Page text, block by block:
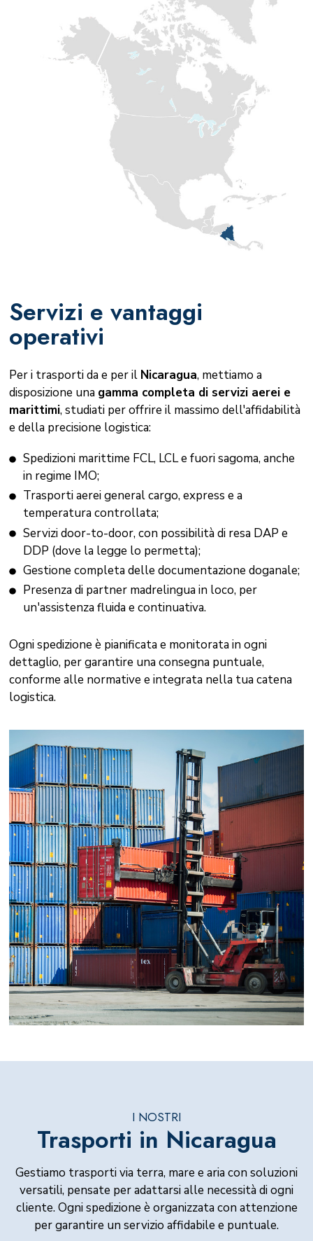
Servizi e vantaggi
operativi
Per i trasporti da e per il Nicaragua, mettiamo a
disposizione una gamma completa di servizi aerei e
marittimi, studiati per offrire il massimo dell'affidabilità
e della precisione logistica:
Spedizioni marittime FCL, LCL e fuori sagoma, anche
in regime IMO;
Trasporti aerei general cargo, express e a
temperatura controllata;
Servizi door-to-door, con possibilità di resa DAP e
DDP (dove la legge lo permetta);
Gestione completa delle documentazione doganale;
Presenza di partner madrelingua in loco, per
un'assistenza fluida e continuativa.
Ogni spedizione è pianificata e monitorata in ogni
dettaglio, per garantire una consegna puntuale,
conforme alle normative e integrata nella tua catena
logistica.
I NOSTRI
Trasporti in Nicaragua
Gestiamo trasporti via terra, mare e aria con soluzioni
versatili, pensate per adattarsi alle necessità di ogni
cliente. Ogni spedizione è organizzata con attenzione
per garantire un servizio affidabile e puntuale.